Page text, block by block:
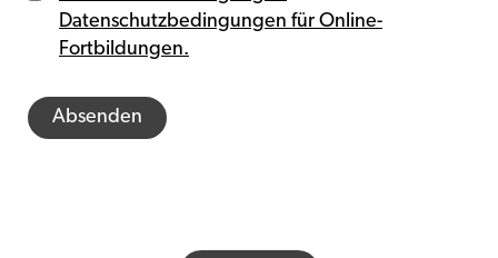
Datenschutzbedingungen für Online-
Fortbildungen.